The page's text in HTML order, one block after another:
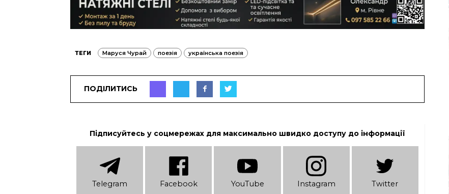
ТЕГИ Маруся Чурай поезія українська поезія
ПОДІЛИТИСЬ
Підписуйтесь у соцмережах для максимально швидко доступу до інформації
Telеgram Facebook YouTube Instagram Twitter